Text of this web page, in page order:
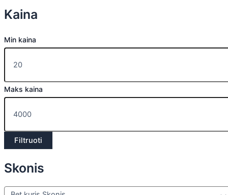
Kaina
Min kaina
Maks kaina
Filtruoti
Skonis